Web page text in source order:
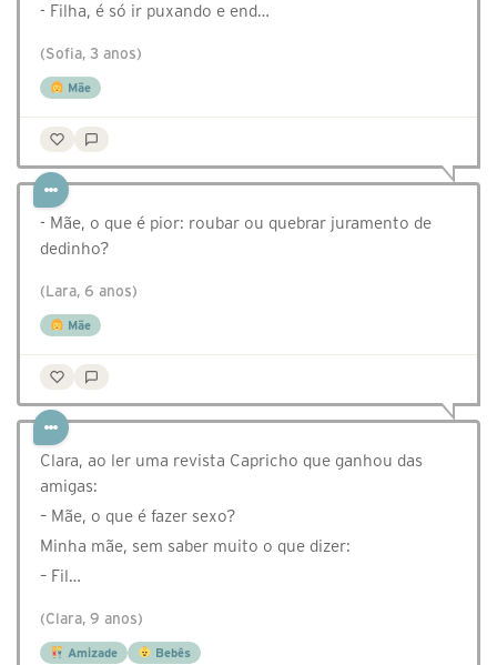
- Filha, é só ir puxando e end…
(Sofia, 3 anos)
Mãe
- Mãe, o que é pior: roubar ou quebrar juramento de
dedinho?
(Lara, 6 anos)
Mãe
Clara, ao ler uma revista Capricho que ganhou das
amigas:
– Mãe, o que é fazer sexo?
Minha mãe, sem saber muito o que dizer:
– Fil…
(Clara, 9 anos)
Amizade Bebês